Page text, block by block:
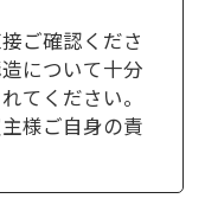
ご確認くださ
について十分
てください。
様ご自身の責